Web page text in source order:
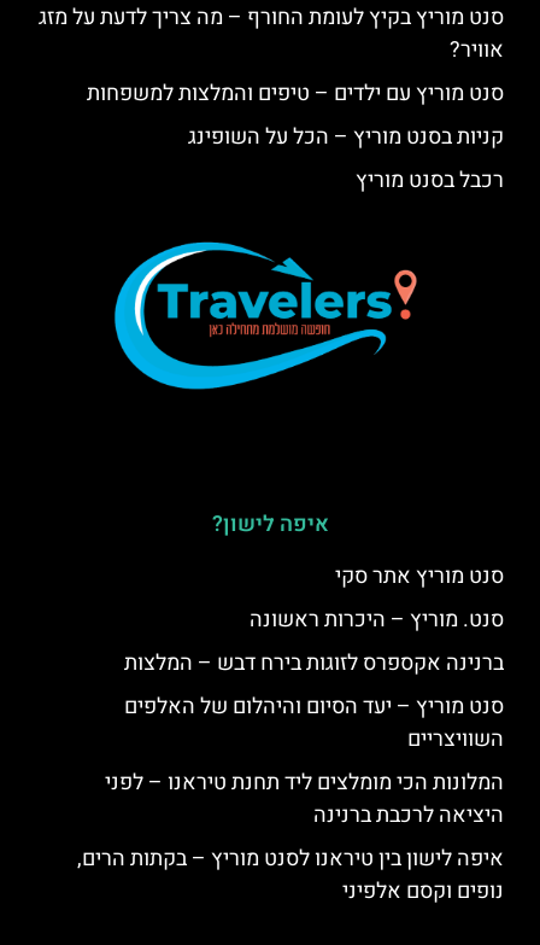
סנט מוריץ בקיץ לעומת החורף – מה צריך לדעת על מזג
אוויר?
סנט מוריץ עם ילדים – טיפים והמלצות למשפחות
קניות בסנט מוריץ – הכל על השופינג
רכבל בסנט מוריץ
איפה לישון?
סנט מוריץ אתר סקי
סנט. מוריץ – היכרות ראשונה
ברנינה אקספרס לזוגות בירח דבש – המלצות
סנט מוריץ – יעד הסיום והיהלום של האלפים
השוויצריים
המלונות הכי מומלצים ליד תחנת טיראנו – לפני
היציאה לרכבת ברנינה
איפה לישון בין טיראנו לסנט מוריץ – בקתות הרים,
נופים וקסם אלפיני